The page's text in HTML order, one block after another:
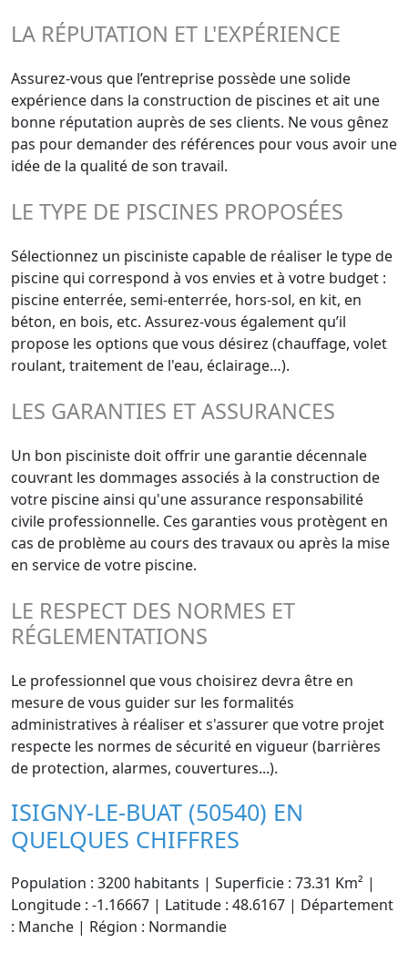
LA RÉPUTATION ET L'EXPÉRIENCE
Assurez-vous que l’entreprise possède une solide
expérience dans la construction de piscines et ait une
bonne réputation auprès de ses clients. Ne vous gênez
pas pour demander des références pour vous avoir une
idée de la qualité de son travail.
LE TYPE DE PISCINES PROPOSÉES
Sélectionnez un pisciniste capable de réaliser le type de
piscine qui correspond à vos envies et à votre budget :
piscine enterrée, semi-enterrée, hors-sol, en kit, en
béton, en bois, etc. Assurez-vous également qu’il
propose les options que vous désirez (chauffage, volet
roulant, traitement de l'eau, éclairage…).
LES GARANTIES ET ASSURANCES
Un bon pisciniste doit offrir une garantie décennale
couvrant les dommages associés à la construction de
votre piscine ainsi qu'une assurance responsabilité
civile professionnelle. Ces garanties vous protègent en
cas de problème au cours des travaux ou après la mise
en service de votre piscine.
LE RESPECT DES NORMES ET
RÉGLEMENTATIONS
Le professionnel que vous choisirez devra être en
mesure de vous guider sur les formalités
administratives à réaliser et s'assurer que votre projet
respecte les normes de sécurité en vigueur (barrières
de protection, alarmes, couvertures...).
ISIGNY-LE-BUAT (50540) EN
QUELQUES CHIFFRES
Population : 3200 habitants | Superficie : 73.31 Km² |
Longitude : -1.16667 | Latitude : 48.6167 | Département
: Manche | Région : Normandie